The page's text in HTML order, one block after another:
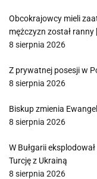
Obcokrajowcy mieli
mężczyzn został ranny
8 sierpnia 2026
Z prywatnej posesji w
8 sierpnia 2026
Biskup zmienia
8 sierpnia 2026
W Bułgarii
Turcję z Ukrainą
8 sierpnia 2026